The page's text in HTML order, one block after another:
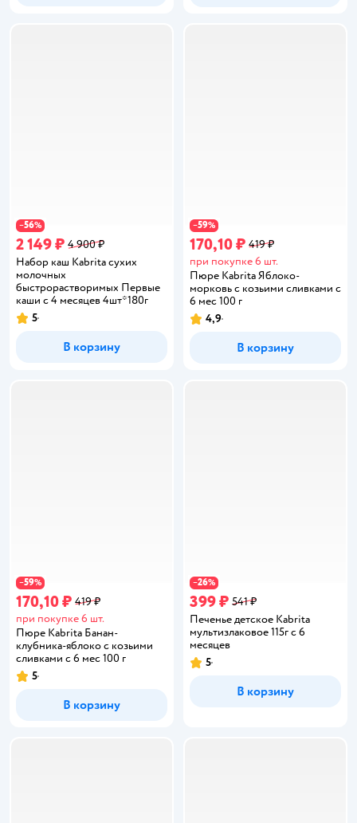
−56%
2 149 ₽ 4 900 ₽
Набор каш Kabrita сухих
молочных
быстрорастворимых Первые
каши c 4 месяцев 4шт*180г
Рейтинг:
5
В корзину
−59%
170,10 ₽ 419 ₽
при покупке 6 шт.
Пюре Kabrita Яблоко-
морковь с козьими сливками с
6 мес 100 г
Рейтинг:
4,9
В корзину
−59%
170,10 ₽ 419 ₽
при покупке 6 шт.
Пюре Kabrita Банан-
клубника-яблоко с козьими
сливками с 6 мес 100 г
Рейтинг:
5
В корзину
−26%
399 ₽ 541 ₽
Печенье детское Kabrita
мультизлаковое 115г с 6
месяцев
Рейтинг:
5
В корзину